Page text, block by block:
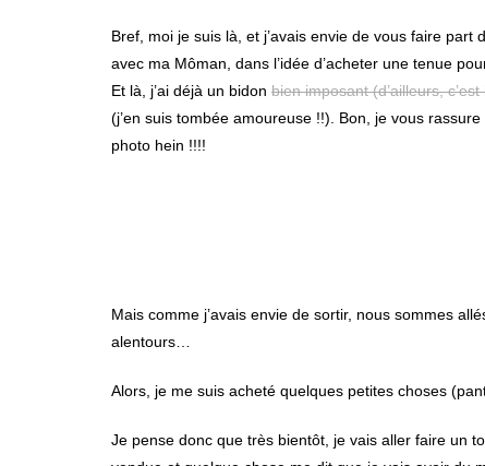
Bref, moi je suis là, et j’avais envie de vous faire part
avec ma Môman, dans l’idée d’acheter une tenue
Et là, j’ai déjà un bidon bien imposant (d’ailleurs,
(j’en suis tombée amoureuse !!). Bon, je vous
photo hein !!!!
Mais comme j’avais envie de sortir, nous sommes
alentours…
Alors, je me suis acheté quelques petites choses
Je pense donc que très bientôt, je vais aller faire un